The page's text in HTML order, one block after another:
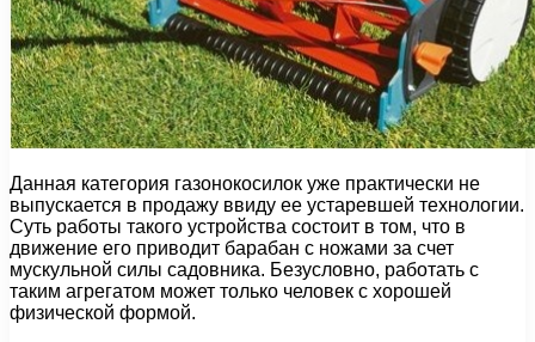
Данная категория газонокосилок уже практически не
выпускается в продажу ввиду ее устаревшей технологии.
Суть работы такого устройства состоит в том, что в
движение его приводит барабан с ножами за счет
мускульной силы садовника. Безусловно, работать с
таким агрегатом может только человек с хорошей
физической формой.